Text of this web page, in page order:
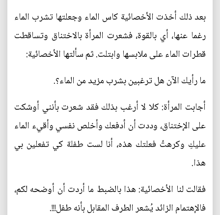
بعد ذلك أخذت الأخصائية كاس الماء وجعلتها تشرب الماء
رغما عنها، أي بالقوة، فشعرت المرأة بالاختناق وتساقطت
قطرات الماء على ملابسها وابتلت. ثم سألتها الأخصائية:
ما رأيك الآن هل ترغبين بشرب مزيد من الماء؟.
أجابت المرأة: كلا لا أرغب بذلك فقد شعرت بأنني أوشكت
على الإختناق، وددت أن أدفعك وأخلص نفسي وأقيء الماء
عليكِ وكرهتُ فعلتك هذه، أنا لست طفلة كي تفعلين بي
هذا.
فقالت لنا الأخصائية: هذا بالضبط ما أردت أن أوضحه لكم،
فالإهتمام الزائد يُشعر الطرف المقابل بأنه طفل!!!.